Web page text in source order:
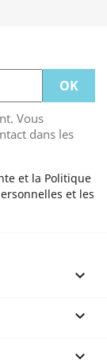
Vous
dans les
et la Politique
et les

